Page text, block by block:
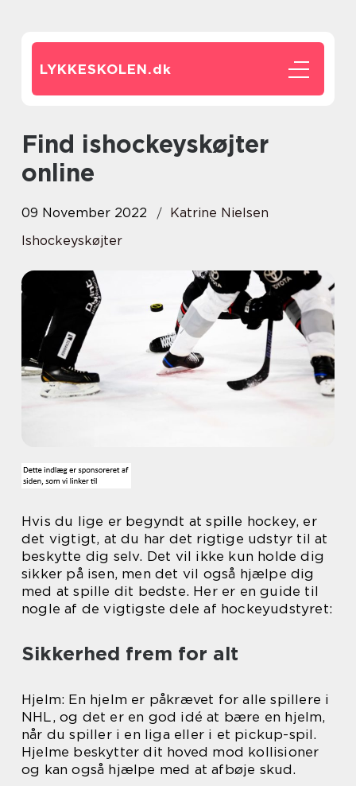
LYKKESKOLEN.dk
Find ishockeyskøjter
online
09 November 2022
Katrine Nielsen
Ishockeyskøjter
Hvis du lige er begyndt at spille hockey, er
det vigtigt, at du har det rigtige udstyr til at
beskytte dig selv. Det vil ikke kun holde dig
sikker på isen, men det vil også hjælpe dig
med at spille dit bedste. Her er en guide til
nogle af de vigtigste dele af hockeyudstyret:
Sikkerhed frem for alt
Hjelm: En hjelm er påkrævet for alle spillere i
NHL, og det er en god idé at bære en hjelm,
når du spiller i en liga eller i et pickup-spil.
Hjelme beskytter dit hoved mod kollisioner
og kan også hjælpe med at afbøje skud.